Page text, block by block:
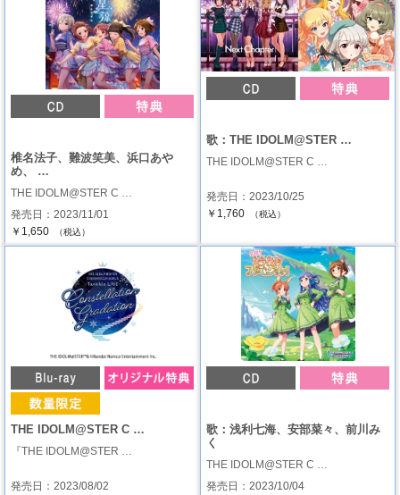
椎名法子、難波笑美、浜口あや
め、 …
THE IDOLM@STER C …
発売日：2023/11/01
￥1,650
（税込）
歌：THE IDOLM@STER …
THE IDOLM@STER C …
発売日：2023/10/25
￥1,760
（税込）
THE IDOLM@STER C …
『THE IDOLM@STER …
発売日：2023/08/02
歌：浅利七海、安部菜々、前川み
く
THE IDOLM@STER C …
発売日：2023/10/04